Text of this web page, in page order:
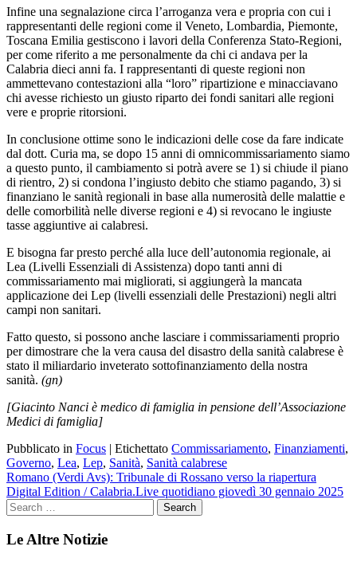
Infine una segnalazione circa l’arroganza vera e propria con cui i
rappresentanti delle regioni come il Veneto, Lombardia, Piemonte,
Toscana Emilia gestiscono i lavori della Conferenza Stato-Regioni,
per come riferito a me personalmente da chi ci andava per la
Calabria dieci anni fa. I rappresentanti di queste regioni non
ammettevano contestazioni alla “loro” ripartizione e minacciavano
chi avesse richiesto un giusto riparto dei fondi sanitari alle regioni
vere e proprie ritorsioni.
In conclusione ottime sono le indicazioni delle cose da fare indicate
dal dott. Curia ma, se dopo 15 anni di omnicommissariamento siamo
a questo punto, il cambiamento si potrà avere se 1) si chiude il piano
di rientro, 2) si condona l’ingiusto debito che stiamo pagando, 3) si
finanziano le sanità regionali in base alla numerosità delle malattie e
delle comorbilità nelle diverse regioni e 4) si revocano le ingiuste
tasse aggiuntive ai calabresi.
E bisogna far presto perché alla luce dell’autonomia regionale, ai
Lea (Livelli Essenziali di Assistenza) dopo tanti anni di
commissariamento mai migliorati, si aggiungerà la mancata
applicazione dei Lep (livelli essenziali delle Prestazioni) negli altri
campi non sanitari.
Fatto questo, si possono anche lasciare i commissariamenti proprio
per dimostrare che la vera causa del disastro della sanità calabrese è
stato il miliardario inveterato sottofinanziamento della nostra
sanità. (gn)
[Giacinto Nanci è medico di famiglia in pensione dell’Associazione
Medici di famiglia]
Pubblicato in Focus | Etichettato Commissariamento, Finanziamenti,
Governo, Lea, Lep, Sanità, Sanità calabrese
Navigazione
articoli
Romano (Verdi Avs): Tribunale di Rossano verso la riapertura
Digital Edition / Calabria.Live quotidiano giovedì 30 gennaio 2025
Le Altre Notizie